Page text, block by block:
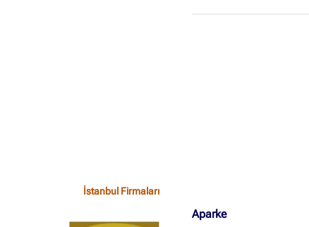
İstanbul Firmaları
Aparke